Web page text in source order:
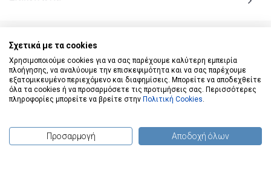
© 2020 - 2026 katiginetai.gr All Rights Reserved.
Σχετικά με τα cookies
Χρησιμοποιούμε cookies για να σας παρέχουμε καλύτερη εμπειρία
πλοήγησης, να αναλύουμε την επισκεψιμότητα και να σας παρέχουμε
εξατομικευμένο περιεχόμενο και διαφημίσεις. Μπορείτε να αποδεχθείτε
όλα τα cookies ή να προσαρμόσετε τις προτιμήσεις σας. Περισσότερες
πληροφορίες μπορείτε να βρείτε στην Πολιτική Cookies.
Προσαρμογή Αποδοχή όλων
(0) προϊόντα